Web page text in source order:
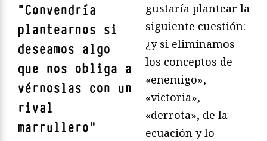
"Convendría
plantearnos si
deseamos algo
que nos obliga a
vérnoslas con un
rival
marrullero"
gustaría plantear la
siguiente cuestión:
¿y si eliminamos
los conceptos de
«enemigo»,
«victoria»,
«derrota», de la
ecuación y lo